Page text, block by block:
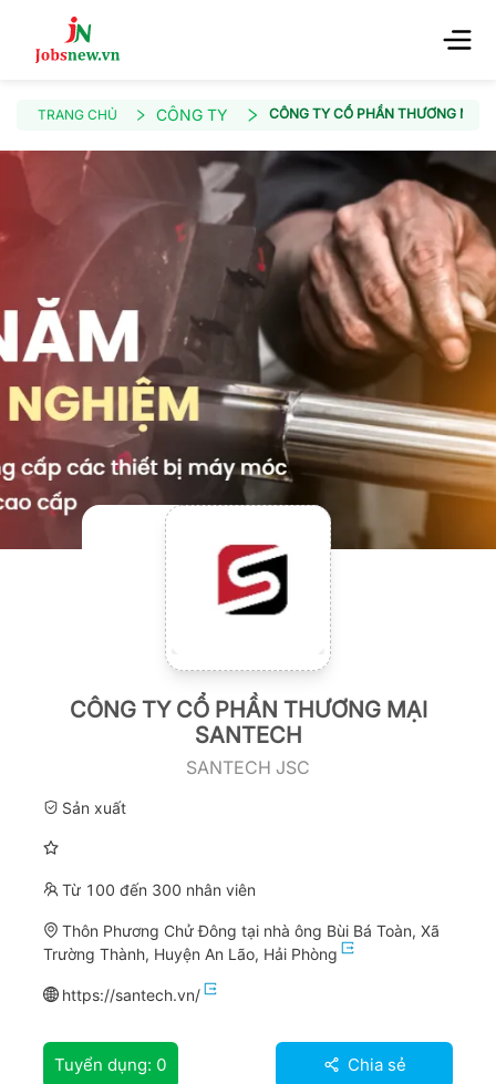
TRANG CHỦ CÔNG TY CÔNG TY CỔ PHẦN THƯƠNG MẠI
CÔNG TY CỔ PHẦN THƯƠNG MẠI
SANTECH
SANTECH JSC
Sản xuất
Từ 100 đến 300 nhân viên
Thôn Phương Chử Đông tại nhà ông Bùi Bá Toàn, Xã
Trường Thành, Huyện An Lão, Hải Phòng
https://santech.vn/
Tuyển dụng: 0 Chia sẻ